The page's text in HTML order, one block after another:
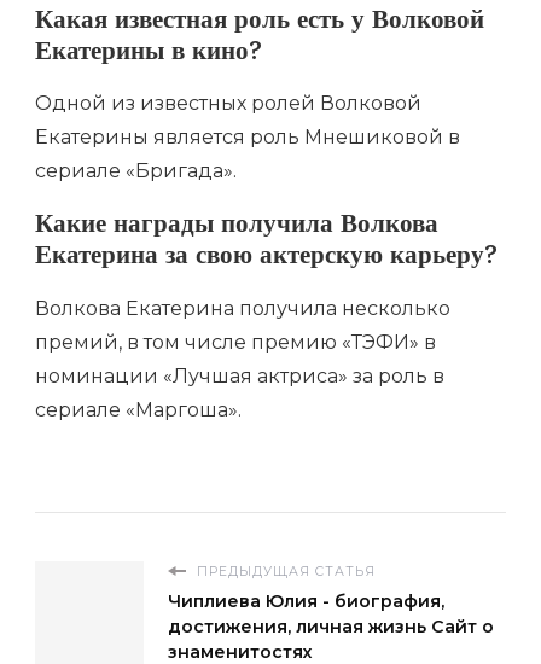
Какая известная роль есть у Волковой
Екатерины в кино?
Одной из известных ролей Волковой
Екатерины является роль Мнешиковой в
сериале «Бригада».
Какие награды получила Волкова
Екатерина за свою актерскую карьеру?
Волкова Екатерина получила несколько
премий, в том числе премию «ТЭФИ» в
номинации «Лучшая актриса» за роль в
сериале «Маргоша».
ПРЕДЫДУЩАЯ СТАТЬЯ
Чиплиева Юлия - биография,
достижения, личная жизнь Сайт о
знаменитостях